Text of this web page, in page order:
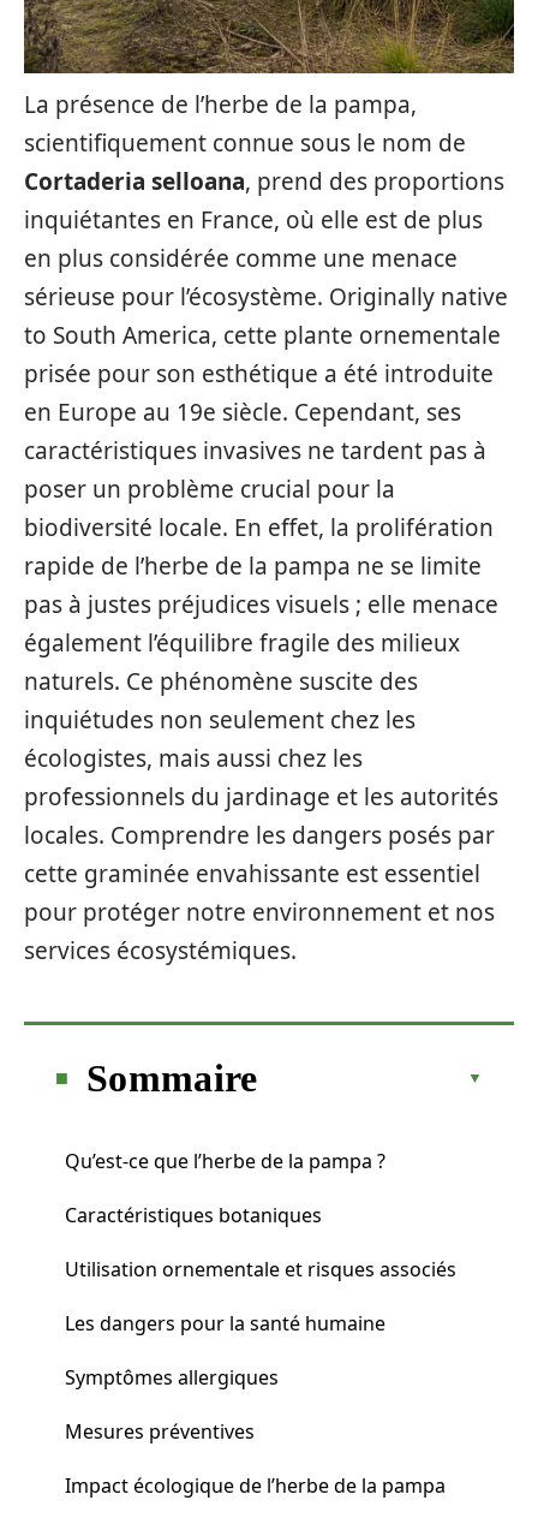
La présence de l’herbe de la pampa,
scientifiquement connue sous le nom de
Cortaderia selloana, prend des proportions
inquiétantes en France, où elle est de plus
en plus considérée comme une menace
sérieuse pour l’écosystème. Originally native
to South America, cette plante ornementale
prisée pour son esthétique a été introduite
en Europe au 19e siècle. Cependant, ses
caractéristiques invasives ne tardent pas à
poser un problème crucial pour la
biodiversité locale. En effet, la prolifération
rapide de l’herbe de la pampa ne se limite
pas à justes préjudices visuels ; elle menace
également l’équilibre fragile des milieux
naturels. Ce phénomène suscite des
inquiétudes non seulement chez les
écologistes, mais aussi chez les
professionnels du jardinage et les autorités
locales. Comprendre les dangers posés par
cette graminée envahissante est essentiel
pour protéger notre environnement et nos
services écosystémiques.
Sommaire
Qu’est-ce que l’herbe de la pampa ?
Caractéristiques botaniques
Utilisation ornementale et risques associés
Les dangers pour la santé humaine
Symptômes allergiques
Mesures préventives
Impact écologique de l’herbe de la pampa